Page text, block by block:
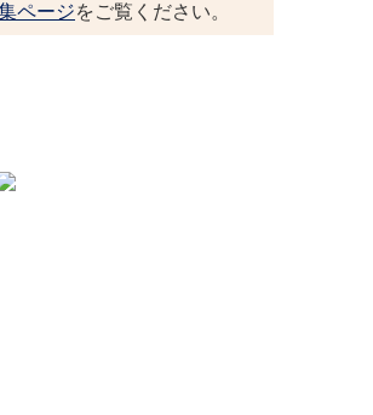
ページをご覧ください。